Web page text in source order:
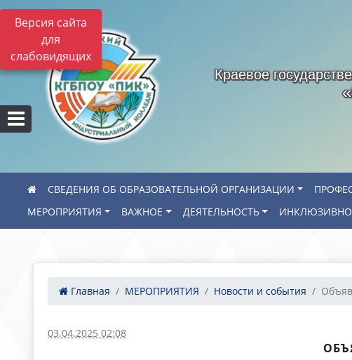
Версия сайта
для
слабовидящих
Краевое
СВЕДЕНИЯ ОБ ОБРАЗОВАТЕЛЬНОЙ ОРГАНИЗАЦИИ
МЕРОПРИЯТИЯ
ВАЖНОЕ ДЕЯТЕЛЬНОСТЬ
Главная МЕРОПРИЯТИЯ Новости и события
03.04.2025 02:08